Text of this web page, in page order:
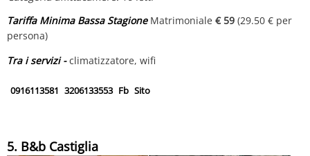
Tariffa Minima Bassa StagioneMatrimoniale € 59 (29.50 € per
persona)
Tra i servizi -climatizzatore, wifi
0916113581 3206133553 Fb Sito
5. B&b Castiglia